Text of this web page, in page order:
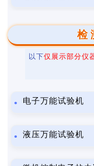
检
以下仅展示部分仪
电子万能试验机
液压万能试验机